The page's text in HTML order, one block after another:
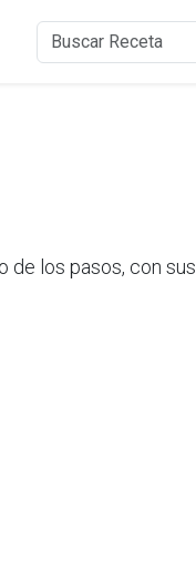
de los pasos, con sus